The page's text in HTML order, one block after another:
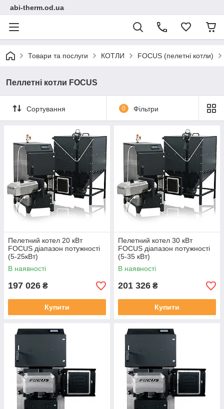
abi-therm.od.ua
Товари та послуги КОТЛИ FOCUS (пелетні котли)
Пеллетні котли FOCUS
Сортування 0 Фільтри
Пелетний котел 20 кВт
FOCUS діапазон потужності
(5-25кВт)
В наявності
197 026 ₴
Купити
Пелетний котел 30 кВт
FOCUS діапазон потужності
(5-35 кВт)
В наявності
201 326 ₴
Купити